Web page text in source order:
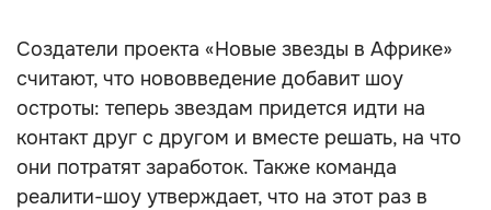
Создатели проекта «Новые звезды в Африке»
считают, что нововведение добавит шоу
остроты: теперь звездам придется идти на
контакт друг с другом и вместе решать, на что
они потратят заработок. Также команда
реалити-шоу утверждает, что на этот раз в